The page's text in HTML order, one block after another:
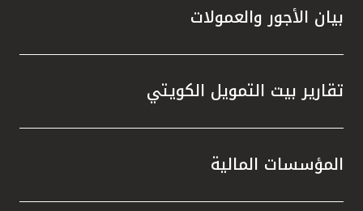
بيان الأجور والعمولات
تقارير بيت التمويل الكويتي
المؤسسات المالية